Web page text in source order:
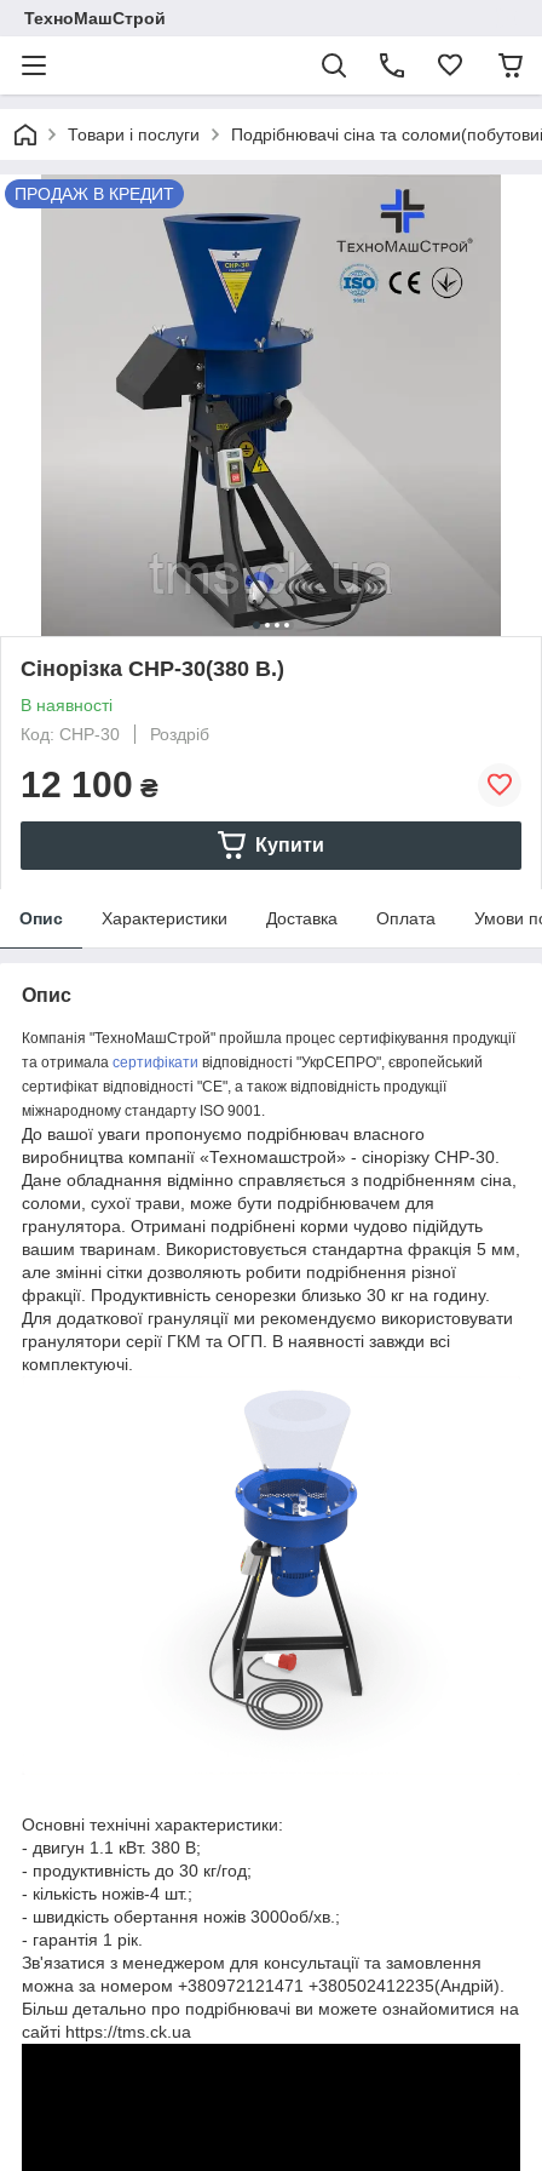
ТехноМашСтрой
Товари і послуги Подрібнювачі сіна та
ПРОДАЖ В КРЕДИТ
Сінорізка СНР-30(380 В.)
В наявності
Код: CНР-30
Роздріб
12 100 ₴
Купити
Опис Характеристики Доставка Оплата Умови
Опис
Компанія "ТехноМашСтрой" пройшла процес сертифікування продукції
та отримала сертифікати відповідності "УкрСЕПРО", європейський
сертифікат відповідності "СЕ", а також відповідність продукції
міжнародному стандарту ISO 9001.
До вашої уваги пропонуємо подрібнювач власного
виробництва компанії «Техномашстрой» - сінорізку СНР-30.
Дане обладнання відмінно справляється з подрібненням сіна,
соломи, сухої трави, може бути подрібнювачем для
гранулятора. Отримані подрібнені корми чудово підійдуть
вашим тваринам. Використовується стандартна фракція 5 мм,
але змінні сітки дозволяють робити подрібнення різної
фракції. Продуктивність сенорезки близько 30 кг на годину.
Для додаткової грануляції ми рекомендуємо використовувати
гранулятори серії ГКМ та ОГП. В наявності завжди всі
комплектуючі.
Основні технічні характеристики:
- двигун 1.1 кВт. 380 В;
- продуктивність до 30 кг/год;
- кількість ножів-4 шт.;
- швидкість обертання ножів 3000об/хв.;
- гарантія 1 рік.
Зв'язатися з менеджером для консультації та замовлення
можна за номером +380972121471 +380502412235(Андрій).
Більш детально про подрібнювачі ви можете ознайомитися на
сайті https://tms.ck.ua